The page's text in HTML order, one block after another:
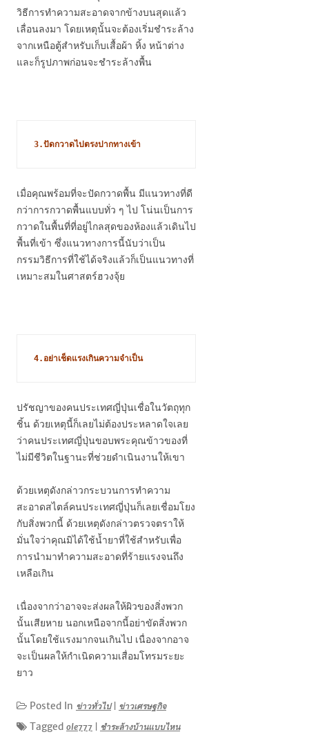
วิธีการทำความสะอาดจากข้างบนสุดแล้ว
เลื่อนลงมา โดยเหตุนั้นจะต้องเริ่มชำระล้าง
จากเหนือตู้สำหรับเก็บเสื้อผ้า หิ้ง หน้าต่าง
และก็รูปภาพก่อนจะชำระล้างพื้น
3.ปัดกวาดไปตรงปากทางเข้า
เมื่อคุณพร้อมที่จะปัดกวาดพื้น มีแนวทางที่ดี
กว่าการกวาดพื้นแบบทั่ว ๆ ไป โน่นเป็นการ
กวาดในพื้นที่ที่อยู่ไกลสุดของห้องแล้วเดินไป
พื้นที่เข้า ซึ่งแนวทางการนี้นับว่าเป็น
กรรมวิธีการที่ใช้ได้จริงแล้วก็เป็นแนวทางที่
เหมาะสมในศาสตร์ฮวงจุ้ย
4.อย่าเช็ดแรงเกินความจำเป็น
ปรัชญาของคนประเทศญี่ปุ่นเชื่อในวัตถุทุก
ชิ้น ด้วยเหตุนี้ก็เลยไม่ต้องประหลาดใจเลย
ว่าคนประเทศญี่ปุ่นขอบพระคุณข้าวของที่
ไม่มีชีวิตในฐานะที่ช่วยดำเนินงานให้เขา
ด้วยเหตุดังกล่าวกระบวนการทำความ
สะอาดสไตล์คนประเทศญี่ปุ่นก็เลยเชื่อมโยง
กับสิ่งพวกนี้ ด้วยเหตุดังกล่าวตรวจตราให้
มั่นใจว่าคุณมิได้ใช้น้ำยาที่ใช้สำหรับเพื่อ
การนำมาทำความสะอาดที่ร้ายแรงจนถึง
เหลือเกิน
เนื่องจากว่าอาจจะส่งผลให้ผิวของสิ่งพวก
นั้นเสียหาย นอกเหนือจากนี้อย่าขัดสิ่งพวก
นั้นโดยใช้แรงมากจนเกินไป เนื่องจากอาจ
จะเป็นผลให้กำเนิดความเสื่อมโทรมระยะ
ยาว
Posted In ข่าวทั่วไป| ข่าวเศรษฐกิจ
Tagged ole777 ชำระล้างบ้านแบบไหน